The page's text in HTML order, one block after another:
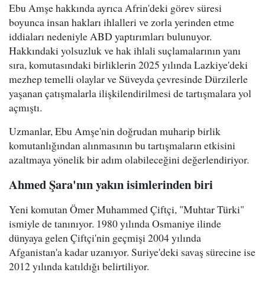
Ebu Amşe hakkında ayrıca Afrin'deki görev süresi
boyunca insan hakları ihlalleri ve zorla yerinden etme
iddiaları nedeniyle ABD yaptırımları bulunuyor.
Hakkındaki yolsuzluk ve hak ihlali suçlamalarının yanı
sıra, komutasındaki birliklerin 2025 yılında Lazkiye'deki
mezhep temelli olaylar ve Süveyda çevresinde Dürzilerle
yaşanan çatışmalarla ilişkilendirilmesi de tartışmalara yol
açmıştı.
Uzmanlar, Ebu Amşe'nin doğrudan muharip birlik
komutanlığından alınmasının bu tartışmaların etkisini
azaltmaya yönelik bir adım olabileceğini değerlendiriyor.
Ahmed Şara'nın yakın isimlerinden biri
Yeni komutan Ömer Muhammed Çiftçi, "Muhtar Türki"
ismiyle de tanınıyor. 1980 yılında Osmaniye ilinde
dünyaya gelen Çiftçi'nin geçmişi 2004 yılında
Afganistan'a kadar uzanıyor. Suriye'deki savaş sürecine ise
2012 yılında katıldığı belirtiliyor.